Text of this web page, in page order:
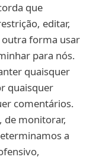
que
editar,
outra forma usar
para nós.
quaisquer
quaisquer
comentários.
de monitorar,
a